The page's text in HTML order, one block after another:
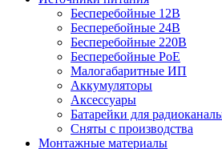
Бесперебойные 12В
Бесперебойные 24В
Бесперебойные 220В
Бесперебойные PoE
Малогабаритные ИП
Аккумуляторы
Аксессуары
Батарейки для
Сняты с производства
Монтажные материалы